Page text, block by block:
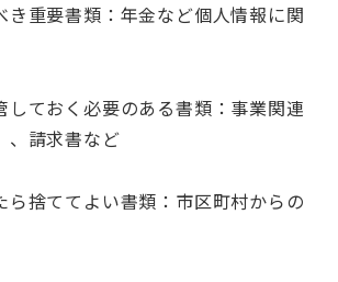
き重要書類：年金など個人情報に関
しておく必要のある書類：事業関連
、請求書など
ら捨ててよい書類：市区町村からの